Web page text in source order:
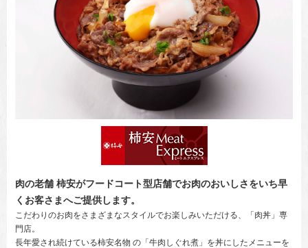
肉の老舗 柿安がフードコート型店舗でお肉のおいしさをいち早
くお客さまへご提供します。
こだわりのお肉をさまざまなスタイルでお楽しみいただける、「肉丼」専
門店。
長年愛され続けている柿安名物 の「牛肉しぐれ煮」を丼にしたメニューを